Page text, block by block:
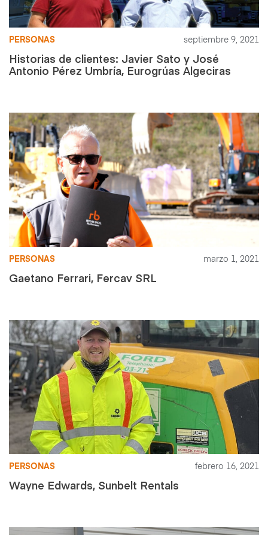
PERSONAS septiembre 9, 2021
Historias de clientes: Javier Sato y José
Antonio Pérez Umbría, Eurogrúas Algeciras
PERSONAS marzo 1, 2021
Gaetano Ferrari, Fercav SRL
PERSONAS febrero 16, 2021
Wayne Edwards, Sunbelt Rentals